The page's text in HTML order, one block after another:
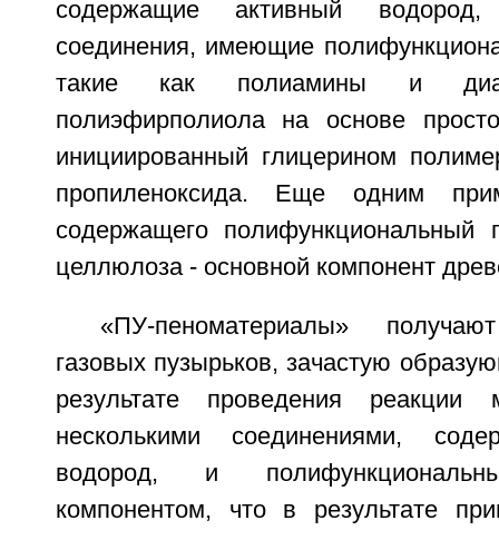
содержащие активный
соединения, имеющие
такие как полиамины и
полиэфирполиола на основе
инициированный глицерином
пропиленоксида. Еще одним
содержащего полифункциональный
целлюлоза - основной компонент
«ПУ-пеноматериалы»
газовых пузырьков, зачастую
результате проведения
несколькими соединениями,
водород, и
компонентом, что в результате